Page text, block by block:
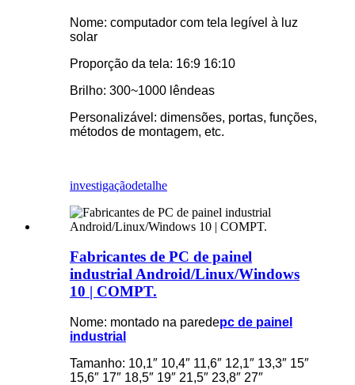
Nome: computador com tela legível à luz
solar
Proporção da tela: 16:9 16:10
Brilho: 300~1000 lêndeas
Personalizável: dimensões, portas, funções,
métodos de montagem, etc.
investigaçãodetalhe
Fabricantes de PC de painel
industrial Android/Linux/Windows
10 | COMPT.
Nome: montado na paredepc de painel
industrial
Tamanho: 10,1″ 10,4″ 11,6″ 12,1″ 13,3″ 15″
15,6″ 17″ 18,5″ 19″ 21,5″ 23,8″ 27″